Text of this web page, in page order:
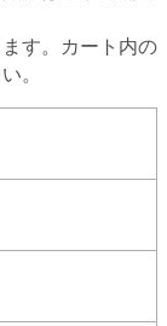
す。カート内の
。